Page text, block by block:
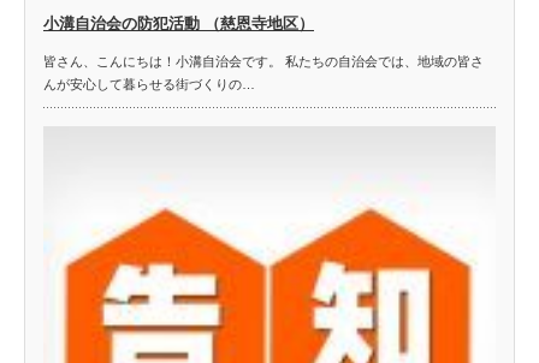
小溝自治会の防犯活動 （慈恩寺地区）
皆さん、こんにちは！小溝自治会です。 私たちの自治会では、地域の皆さ
んが安心して暮らせる街づくりの…